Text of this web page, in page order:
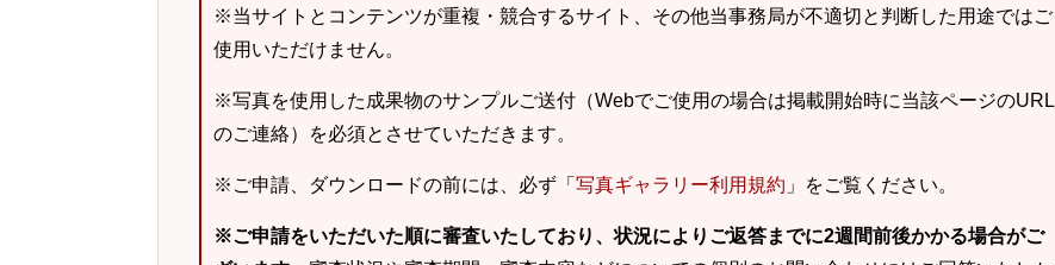
※当サイトとコンテンツが重複・競合するサイト、その他当事務局が不適切と判断した用途ではご
使用いただけません。
※写真を使用した成果物のサンプルご送付（Webでご使用の場合は掲載開始時に当該ページのURL
のご連絡）を必須とさせていただきます。
※ご申請、ダウンロードの前には、必ず「 写真ギャラリー利用規約 」をご覧ください。
※ご申請をいただいた順に審査いたしており、状況によりご返答までに2週間前後かかる場合がご